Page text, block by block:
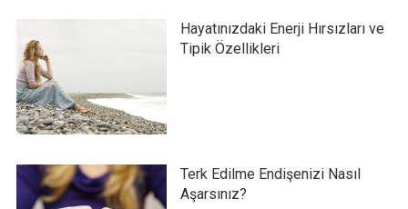
Hayatınızdaki Enerji Hırsızları ve
Tipik Özellikleri
Terk Edilme Endişenizi Nasıl
Aşarsınız?